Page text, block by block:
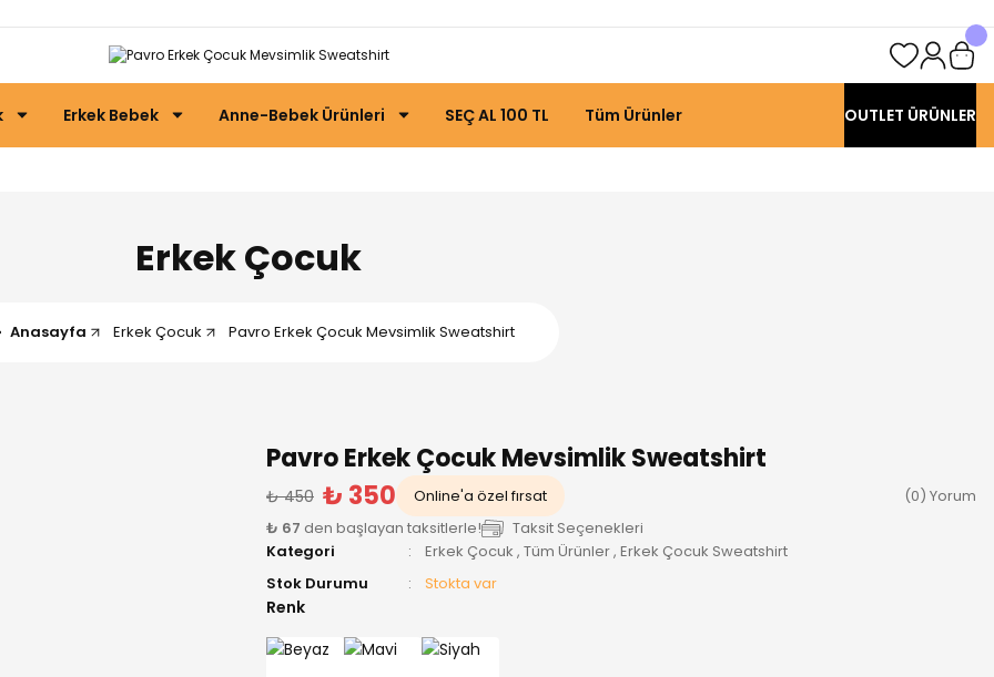
Erkek Bebek Anne-Bebek Ürünleri SEÇ AL 100 TL Tüm Ürünler OUTLET ÜRÜNLER
Erkek Çocuk
Anasayfa Erkek Çocuk Pavro Erkek Çocuk Mevsimlik Sweatshirt
Pavro Erkek Çocuk Mevsimlik Sweatshirt
₺ 450 ₺ 350 Online'a özel fırsat
(0) Yorum
₺ 67 den başlayan taksitlerle!
Taksit Seçenekleri
Kategori
Erkek Çocuk , Tüm Ürünler, Erkek Çocuk Sweatshirt
Stok Durumu
Stokta var
Renk